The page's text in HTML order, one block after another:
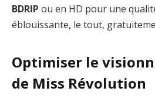
BDRIP ou en HD pour une
éblouissante, le tout,
Optimiser le
de Miss Révolution